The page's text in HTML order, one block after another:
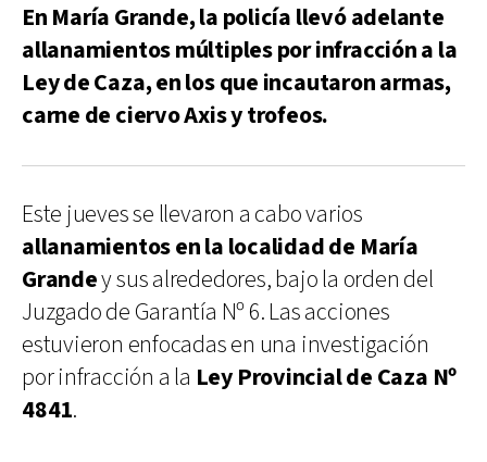
En María Grande, la policía llevó adelante
allanamientos múltiples por infracción a la
Ley de Caza, en los que incautaron armas,
carne de ciervo Axis y trofeos.
Este jueves se llevaron a cabo varios
allanamientos en la localidad de María
Grandey sus alrededores, bajo la orden del
Juzgado de Garantía Nº 6. Las acciones
estuvieron enfocadas en una investigación
por infracción a la Ley Provincial de Caza Nº
4841.